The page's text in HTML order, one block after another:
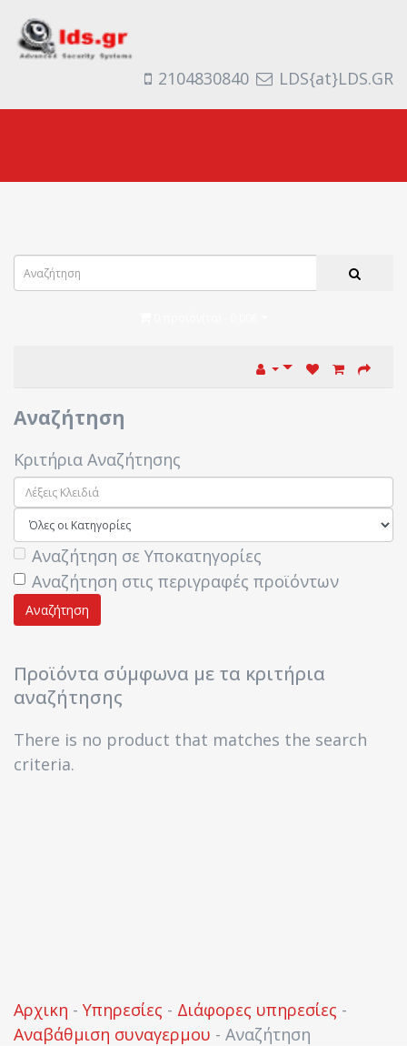
2104830840 LDS{at}LDS.GR
Αναζήτηση
Κριτήρια Αναζήτησης
Αναζήτηση σε Υποκατηγορίες
Αναζήτηση στις περιγραφές προϊόντων
Προϊόντα σύμφωνα με τα κριτήρια
αναζήτησης
There is no product that matches the search
criteria.
Αρχικη - Υπηρεσίες - Διάφορες υπηρεσίες -
Αναβάθμιση συναγερμου - Αναζήτηση